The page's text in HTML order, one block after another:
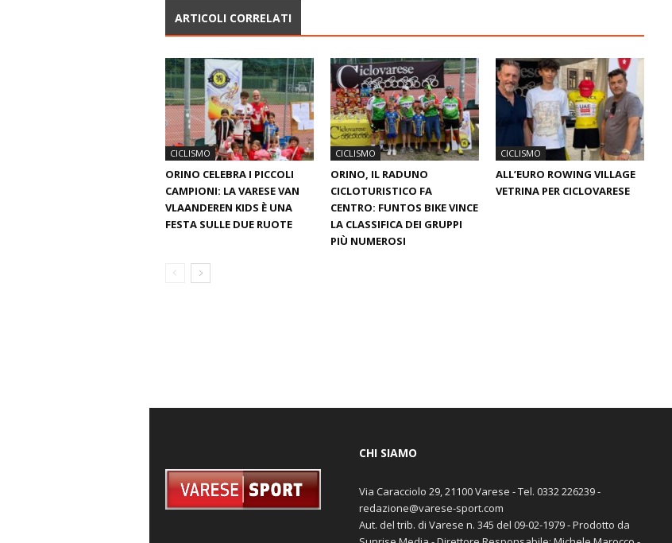
ARTICOLI CORRELATI
CICLISMO
ORINO CELEBRA I PICCOLI
CAMPIONI: LA VARESE VAN
VLAANDEREN KIDS È UNA
FESTA SULLE DUE RUOTE
CICLISMO
ORINO, IL RADUNO
CICLOTURISTICO FA
CENTRO: FUNTOS BIKE VINCE
LA CLASSIFICA DEI GRUPPI
PIÙ NUMEROSI
CICLISMO
ALL’EURO ROWING VILLAGE
VETRINA PER CICLOVARESE
CHI SIAMO
Via Caracciolo 29, 21100 Varese - Tel. 0332 226239 -
redazione@varese-sport.com
Aut. del trib. di Varese n. 345 del 09-02-1979 - Prodotto da